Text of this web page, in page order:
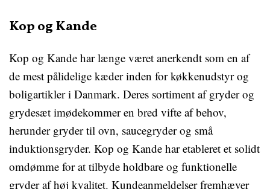
Kop og Kande
Kop og Kande har længe været anerkendt som en af
de mest pålidelige kæder inden for køkkenudstyr og
boligartikler i Danmark. Deres sortiment af gryder og
grydesæt imødekommer en bred vifte af behov,
herunder gryder til ovn, saucegryder og små
induktionsgryder. Kop og Kande har etableret et solidt
omdømme for at tilbyde holdbare og funktionelle
gryder af høj kvalitet. Kundeanmeldelser fremhæver